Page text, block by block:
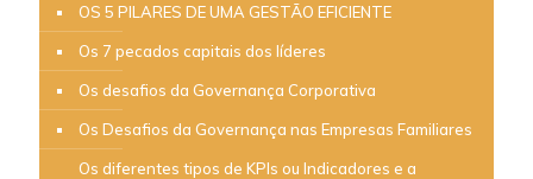
OS 5 PILARES DE UMA GESTÃO EFICIENTE
Os 7 pecados capitais dos líderes
Os desafios da Governança Corporativa
Os Desafios da Governança nas Empresas Familiares
Os diferentes tipos de KPIs ou Indicadores e a